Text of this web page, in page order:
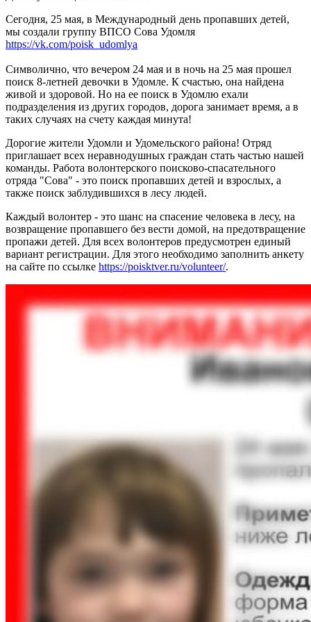
Сегодня, 25 мая, в Международный день пропавших детей,
мы создали группу ВПСО Сова Удомля
https://vk.com/poisk_udomlya
Символично, что вечером 24 мая и в ночь на 25 мая прошел
поиск 8-летней девочки в Удомле. К счастью, она найдена
живой и здоровой. Но на ее поиск в Удомлю ехали
подразделения из других городов, дорога занимает время, а в
таких случаях на счету каждая минута!
Дорогие жители Удомли и Удомельского района! Отряд
приглашает всех неравнодушных граждан стать частью нашей
команды. Работа волонтерского поисково-спасательного
отряда "Сова" - это поиск пропавших детей и взрослых, а
также поиск заблудившихся в лесу людей.
Каждый волонтер - это шанс на спасение человека в лесу, на
возвращение пропавшего без вести домой, на предотвращение
пропажи детей. Для всех волонтеров предусмотрен единый
вариант регистрации. Для этого необходимо заполнить анкету
на сайте по ссылке https://poisktver.ru/volunteer/.